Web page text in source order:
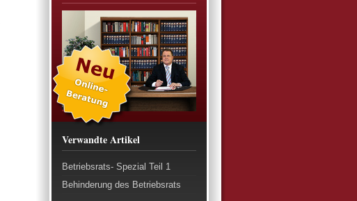
Verwandte Artikel
Betriebsrats- Spezial Teil 1
Behinderung des Betriebsrats